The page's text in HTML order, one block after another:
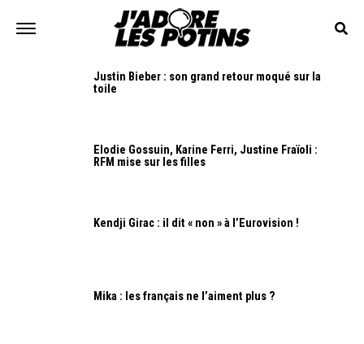
Justin Bieber : son grand retour moqué sur la
toile
Elodie Gossuin, Karine Ferri, Justine Fraïoli :
RFM mise sur les filles
Kendji Girac : il dit « non » à l’Eurovision !
Mika : les français ne l’aiment plus ?